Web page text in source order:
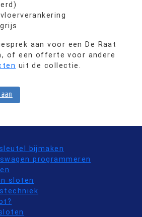
aan voor een De Raat
of een offerte voor andere
uit de collectie.
bijmaken
programmeren
sloten